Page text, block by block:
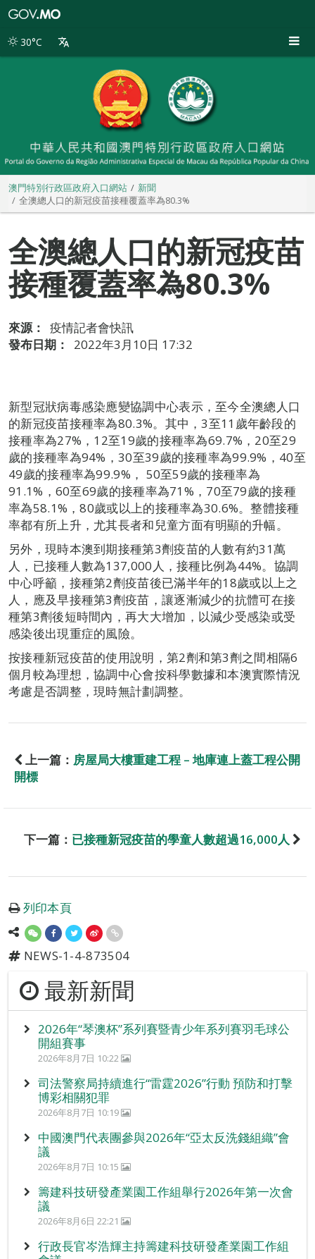
別
30°C
澳門特別行政區政府入口網站
新聞
全澳總人口的新冠疫苗接種覆蓋率為80.3%
全澳總人口的新冠疫苗
接種覆蓋率為80.3%
來源：
疫情記者會快訊
發布日期：
2022年3月10日 17:32
新型冠狀病毒感染應變協調中心表示，至今全澳總人口
的新冠疫苗接種率為80.3%。其中，3至11歲年齡段的
接種率為27%，12至19歲的接種率為69.7%，20至29
歲的接種率為94%，30至39歲的接種率為99.9%，40至
49歲的接種率為99.9%， 50至59歲的接種率為
91.1%，60至69歲的接種率為71%，70至79歲的接種
率為58.1%，80歲或以上的接種率為30.6%。整體接種
率都有所上升，尤其長者和兒童方面有明顯的升幅。
另外，現時本澳到期接種第3劑疫苗的人數有約31萬
人，已接種人數為137,000人，接種比例為44%。協調
中心呼籲，接種第2劑疫苗後已滿半年的18歲或以上之
人，應及早接種第3劑疫苗，讓逐漸減少的抗體可在接
種第3劑後短時間內，再大大增加，以減少受感染或受
感染後出現重症的風險。
按接種新冠疫苗的使用說明，第2劑和第3劑之間相隔6
個月較為理想，協調中心會按科學數據和本澳實際情況
考慮是否調整，現時無計劃調整。
上一篇： 房屋局大樓重建工程 – 地庫連上蓋工程公開
開標
下一篇： 已接種新冠疫苗的學童人數超過16,000人
列印本頁
NEWS-1-4-873504
最新新聞
2026年“琴澳杯”系列賽暨青少年系列賽羽毛球公
開組賽事
2026年8月7日 10:22
司法警察局持續進行“雷霆2026”行動 預防和打擊
博彩相關犯罪
2026年8月7日 10:19
中國澳門代表團參與2026年“亞太反洗錢組織”會
議
2026年8月7日 10:15
籌建科技研發產業園工作組舉行2026年第一次會
議
2026年8月6日 22:21
行政長官岑浩輝主持籌建科技研發產業園工作組